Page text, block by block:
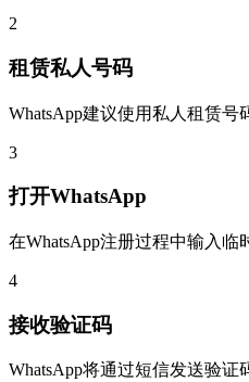
2
租赁私人号码
WhatsApp建议使用私人租赁号
3
打开WhatsApp
在WhatsApp注册过程中输入临
4
接收验证码
WhatsApp将通过短信发送验